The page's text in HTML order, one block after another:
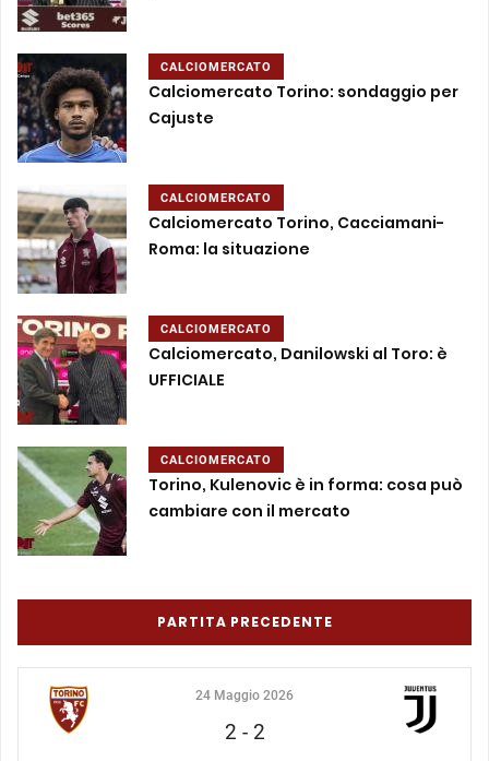
CALCIOMERCATO
Calciomercato Torino: sondaggio per
Cajuste
CALCIOMERCATO
Calciomercato Torino, Cacciamani-
Roma: la situazione
CALCIOMERCATO
Calciomercato, Danilowski al Toro: è
UFFICIALE
CALCIOMERCATO
Torino, Kulenovic è in forma: cosa può
cambiare con il mercato
PARTITA PRECEDENTE
24 Maggio 2026
2 - 2